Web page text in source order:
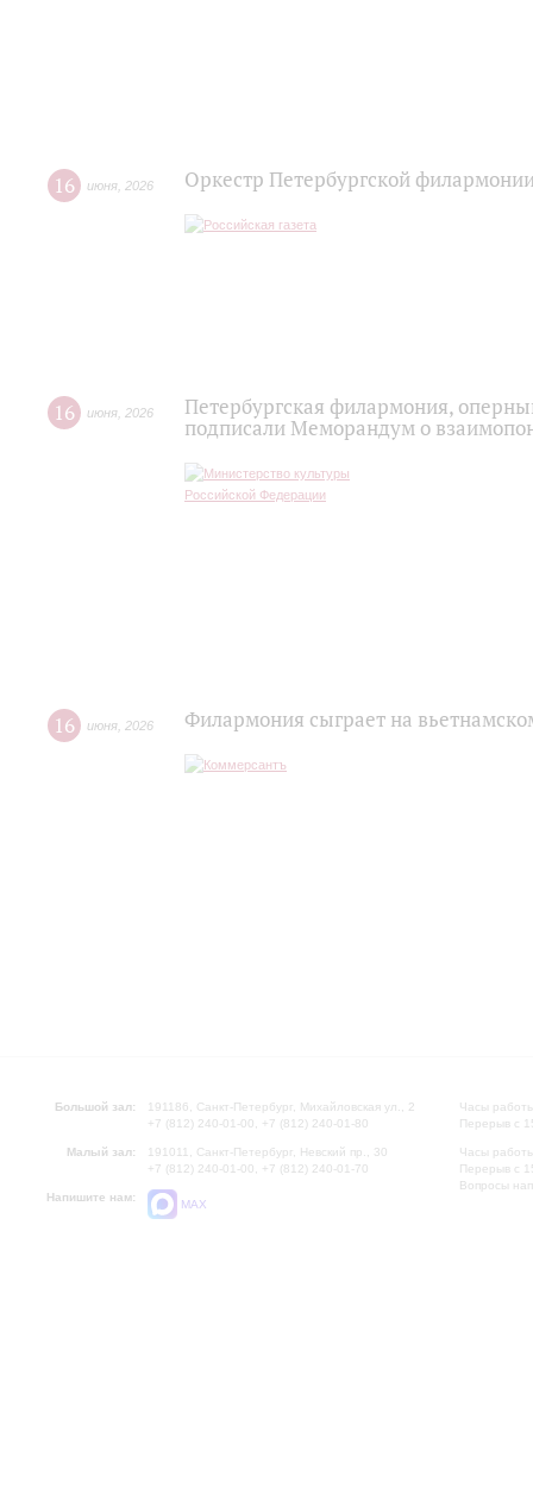
16 июня 2026 Оркестр Петербургской
16 июня 2026
Петербургская филармония,
подписали Меморандум о
16 июня 2026 Филармония сыграет на
Большой зал:
191186, Санкт-Петербург, Михайловская ул., 2
+7 (812) 240-01-00, +7 (812) 240-01-80
Малый зал:
191011, Санкт-Петербург, Невский пр., 30
+7 (812) 240-01-00, +7 (812) 240-01-70
Напишите нам:
MAX
Часы
Перерыв с
Часы
Перерыв с
Вопросы